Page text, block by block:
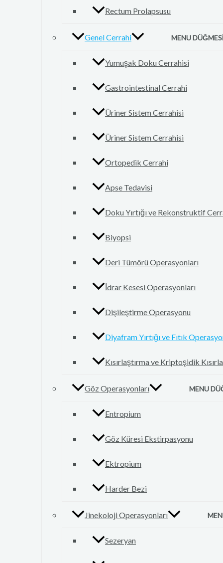
Rectum Prolapsusu
Genel Cerrahi MENU DÜĞMESI
Yumuşak Doku Cerrahisi
Gastrointestinal Cerrahi
Üriner Sistem Cerrahisi
Üriner Sistem Cerrahisi
Ortopedik Cerrahi
Apse Tedavisi
Doku Yırtığı ve Rekonstruktif
Biyopsi
Deri Tümörü Operasyonları
İdrar Kesesi Operasyonları
Dişileştirme Operasyonu
Diyafram Yırtığı ve Fıtık
Kısırlaştırma ve Kriptoşidik
Göz Operasyonları MENU
Entropium
Göz Küresi Ekstirpasyonu
Ektropium
Harder Bezi
Jinekoloji Operasyonları
Sezeryan